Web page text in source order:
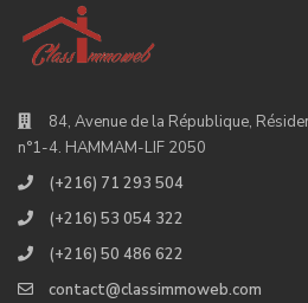
84, Avenue de la République,
n°1-4. HAMMAM-LIF 2050
(+216) 71 293 504
(+216) 53 054 322
(+216) 50 486 622
contact@classimmoweb.com